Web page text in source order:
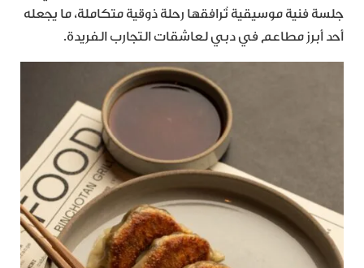
جلسة فنية موسيقية تُرافقها رحلة ذوقية متكاملة، ما يجعله
أحد أبرز مطاعم في دبي لعاشقات التجارب الفريدة.